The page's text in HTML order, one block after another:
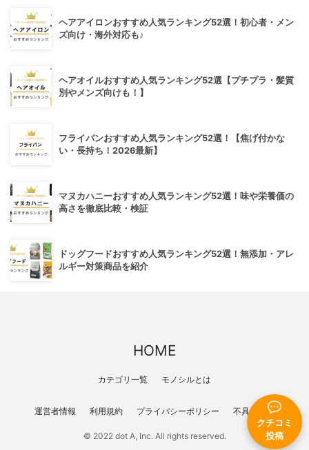
クチコミ
投稿
ヘアアイロンおすすめ人気ランキング52選！初心者・メン
ズ向け・海外対応も♪
ヘアオイルおすすめ人気ランキング52選【プチプラ・髪質
別やメンズ向けも！】
フライパンおすすめ人気ランキング52選！【焦げ付かな
い・長持ち！2026最新】
マヌカハニーおすすめ人気ランキング52選！味や栄養価の
高さを徹底比較・検証
ドッグフードおすすめ人気ランキング52選！無添加・アレ
ルギー対策商品を紹介
HOME
カテゴリ一覧 モノシルとは
運営者情報 利用規約 プライバシーポリシー 不具合報告
© 2022 dot A, Inc. All rights reserved.